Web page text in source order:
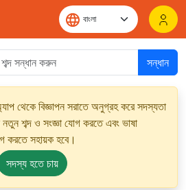
সন্ধান
থেকে বিজ্ঞাপন সরাতে অনুগ্রহ করে সদস্যতা
শব্দ ও সংজ্ঞা যোগ করতে এবং ভাষা
করতে সহায়ক হবে।
সদস্য হতে চায়